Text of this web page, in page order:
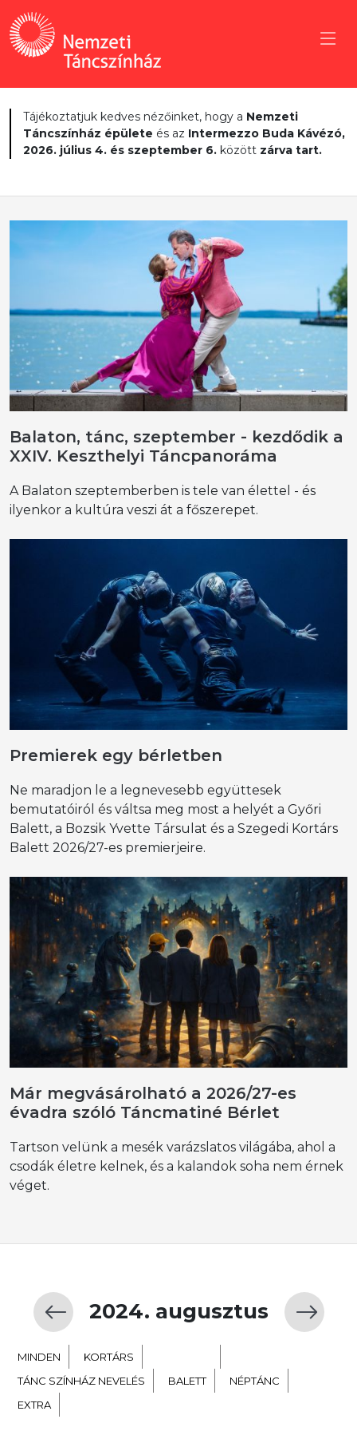
Tájékoztatjuk kedves nézőinket, hogy a Nemzeti
Táncszínház épülete és az Intermezzo Buda Kávézó,
2026. július 4. és szeptember 6. között zárva tart.
Balaton, tánc, szeptember - kezdődik a
XXIV. Keszthelyi Táncpanoráma
A Balaton szeptemberben is tele van élettel - és
ilyenkor a kultúra veszi át a főszerepet.
Premierek egy bérletben
Ne maradjon le a legnevesebb együttesek
bemutatóiról és váltsa meg most a helyét a Győri
Balett, a Bozsik Yvette Társulat és a Szegedi Kortárs
Balett 2026/27-es premierjeire.
Már megvásárolható a 2026/27-es
évadra szóló Táncmatiné Bérlet
Tartson velünk a mesék varázslatos világába, ahol a
csodák életre kelnek, és a kalandok soha nem érnek
véget.
2024. augusztus
MINDEN KORTÁRS
TÁNC SZÍNHÁZ NEVELÉS
BALETT
NÉPTÁNC
EXTRA